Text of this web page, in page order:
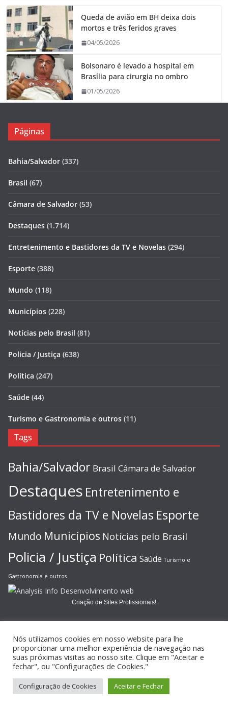
Queda de avião em BH deixa dois
mortos e três feridos graves
04/05/2026
Bolsonaro é levado a hospital em
Brasília para cirurgia no ombro
01/05/2026
Páginas
Bahia/Salvador (337)
Brasil (67)
Câmara de Salvador (53)
Destaques (1.714)
Entretenimento e Bastidores da TV e Novelas (294)
Esporte (388)
Mundo (118)
Municípios (228)
Notícias pelo Brasil (81)
Policia / Justiça (638)
Política (247)
Saúde (44)
Turismo e Gastronomia e outros (11)
Tags
Bahia/Salvador Brasil Câmara de Salvador
Destaques Entretenimento e
Bastidores da TV e Novelas Esporte
Mundo Municípios Notícias pelo Brasil
Policia / Justiça Política Saúde Turismo e
Gastronomia e outros
Criação de Sites Profissionais!
Copyright © 2026JORNAL GAZETA ONLINE
reservados.
Tema:ColorMagpor ThemeGrill. Powered by
Nós utilizamos cookies em nosso website para lhe
proporcionar uma melhor experiência de navegação nas
suas próximas visitas ao nosso site. Clique em "Aceitar e
fechar", ou "Configurações de Cookies."
Configuração de Cookies Aceitar e Fechar